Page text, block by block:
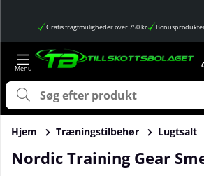
Gratis fragtmuligheder over 750 kr
Hjem Træningstilbehør Lugtsalt
Nordic Training Gear